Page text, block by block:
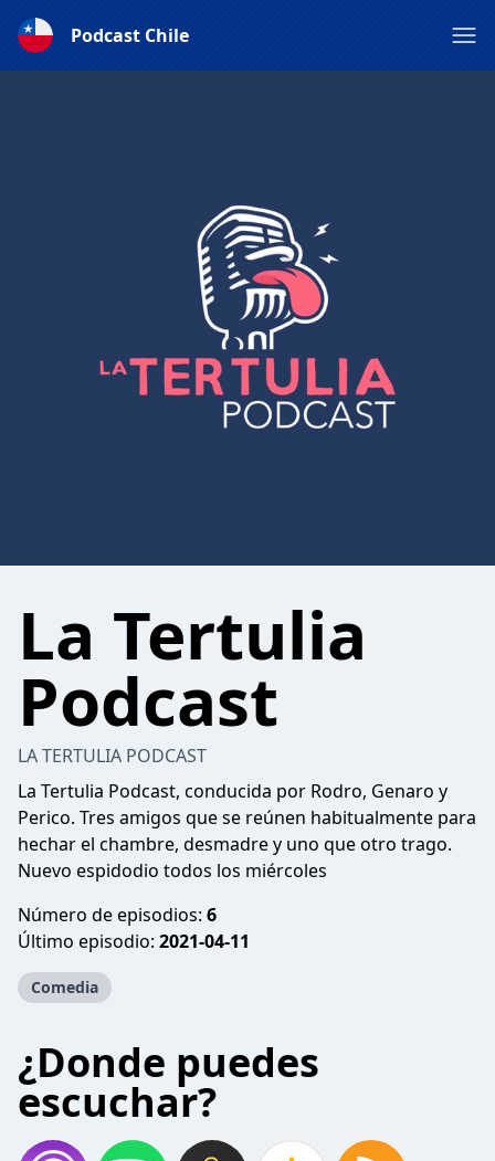
Podcast Chile
La Tertulia
Podcast
LA TERTULIA PODCAST
La Tertulia Podcast, conducida por Rodro, Genaro y
Perico. Tres amigos que se reúnen habitualmente para
hechar el chambre, desmadre y uno que otro trago.
Nuevo espidodio todos los miércoles
Número de episodios: 6
Último episodio: 2021-04-11
Comedia
¿Donde puedes
escuchar?